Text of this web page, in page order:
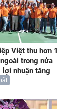
Việt thu hơn 1
trong nửa
lợi nhuận tăng